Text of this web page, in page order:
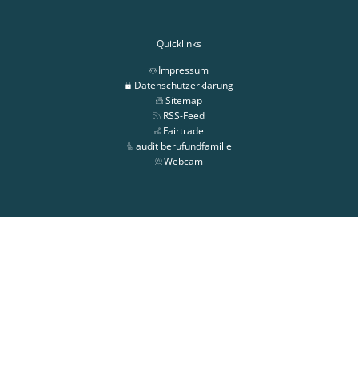
Quicklinks
Impressum
Datenschutzerklärung
Sitemap
RSS-Feed
Fairtrade
audit berufundfamilie
Webcam